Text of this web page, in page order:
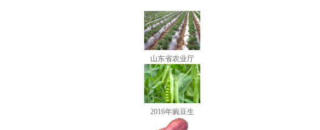
农业产业化|龙头企业|合作单位：
山东省农业厅
2016年豌豆生